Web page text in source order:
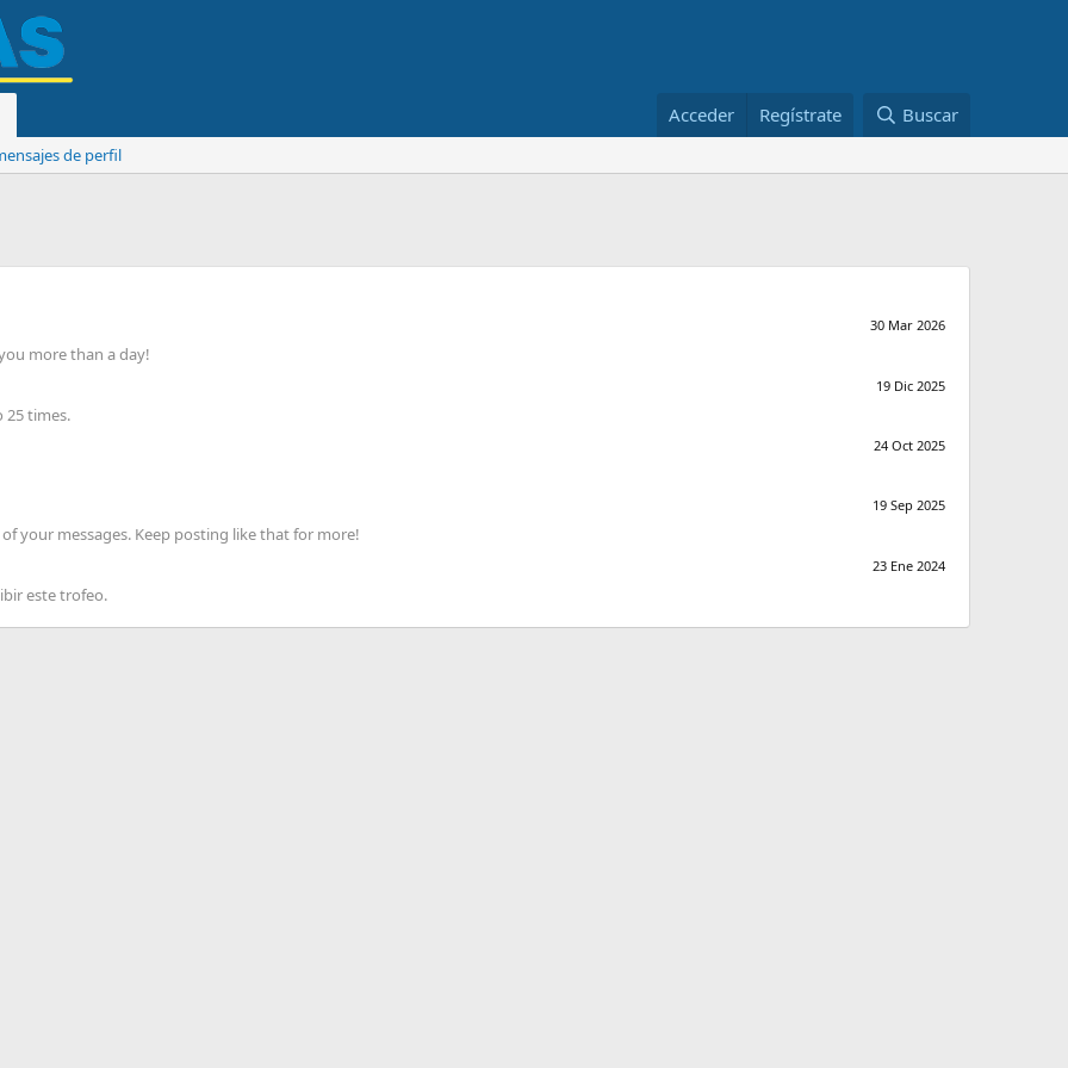
Acceder Regístrate Buscar
de perfil
30 Mar 2026
more than a day!
19 Dic 2025
25 times.
24 Oct 2025
19 Sep 2025
your messages. Keep posting like that for more!
23 Ene 2024
este trofeo.